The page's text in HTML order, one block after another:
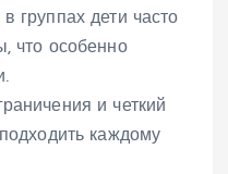
в группах дети часто
что особенно
и четкий
каждому